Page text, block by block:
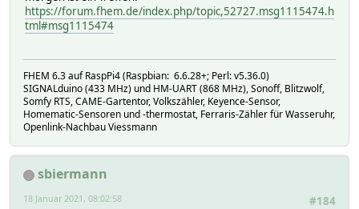
https://forum.fhem.de/index.php/topic,52727.msg1115474.h
tml#msg1115474
FHEM 6.3 auf RaspPi4 (Raspbian: 6.6.28+; Perl: v5.36.0)
SIGNALduino (433 MHz) und HM-UART (868 MHz), Sonoff, Blitzwolf,
Somfy RTS, CAME-Gartentor, Volkszähler, Keyence-Sensor,
Homematic-Sensoren und -thermostat, Ferraris-Zähler für Wasseruhr,
Openlink-Nachbau Viessmann
sbiermann
#184
18 Januar 2021, 08:02:58